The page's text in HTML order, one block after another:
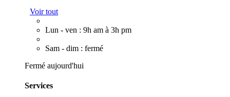
Voir tout
Lun - ven : 9h am à 3h pm
Sam - dim : fermé
Fermé aujourd'hui
Services